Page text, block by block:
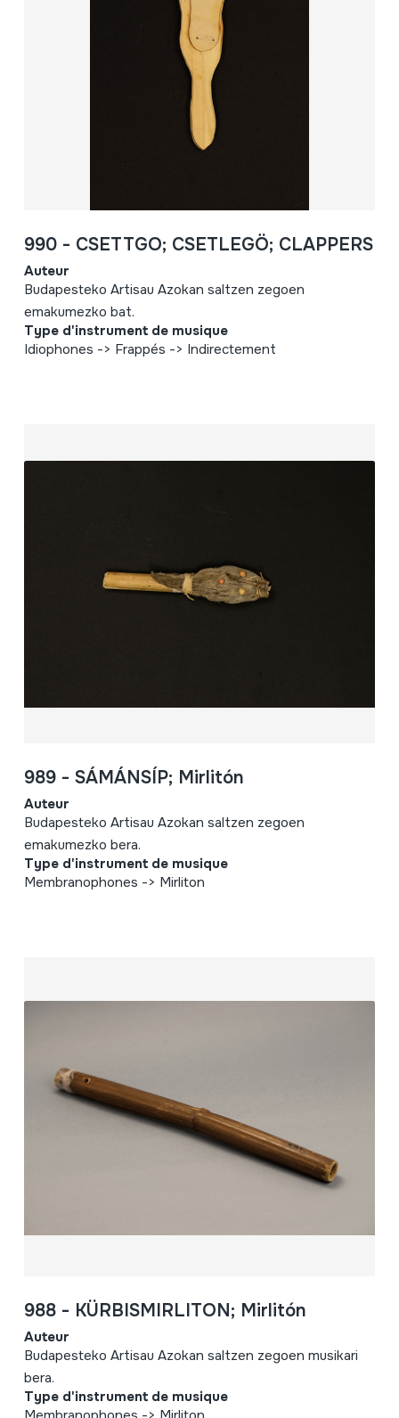
990 - CSETTGO; CSETLEGÖ; CLAPPERS
Auteur
Budapesteko Artisau Azokan saltzen zegoen
emakumezko bat.
Type d'instrument de musique
Idiophones -> Frappés -> Indirectement
989 - SÁMÁNSÍP; Mirlitón
Auteur
Budapesteko Artisau Azokan saltzen zegoen
emakumezko bera.
Type d'instrument de musique
Membranophones -> Mirliton
988 - KÜRBISMIRLITON; Mirlitón
Auteur
Budapesteko Artisau Azokan saltzen zegoen musikari
bera.
Type d'instrument de musique